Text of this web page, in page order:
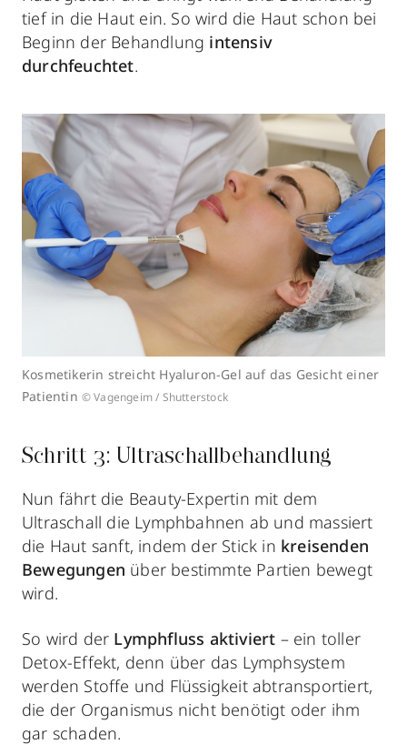
tief in die Haut ein. So wird die Haut schon bei
Beginn der Behandlung intensiv
durchfeuchtet.
Kosmetikerin streicht Hyaluron-Gel auf das Gesicht einer
Patientin © Vagengeim / Shutterstock
Schritt 3: Ultraschallbehandlung
Nun fährt die Beauty-Expertin mit dem
Ultraschall die Lymphbahnen ab und massiert
die Haut sanft, indem der Stick in kreisenden
Bewegungen über bestimmte Partien bewegt
wird.
So wird der Lymphfluss aktiviert – ein toller
Detox-Effekt, denn über das Lymphsystem
werden Stoffe und Flüssigkeit abtransportiert,
die der Organismus nicht benötigt oder ihm
gar schaden.